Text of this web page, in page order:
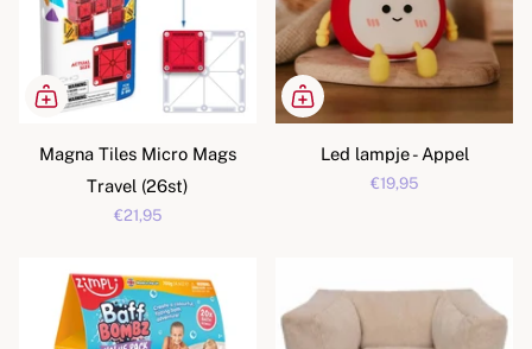
Magna Tiles Micro Mags
Travel (26st)
€21,95
Led lampje - Appel
€19,95